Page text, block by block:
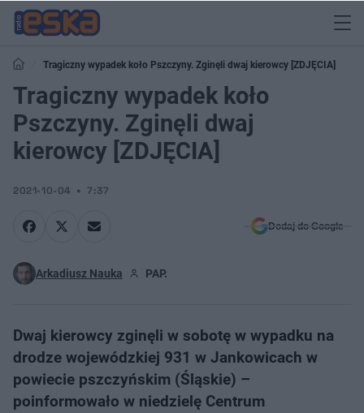
Tragiczny wypadek koło Pszczyny. Zginęli dwaj kierowcy [ZDJĘCIA]
Tragiczny wypadek koło
Pszczyny. Zginęli dwaj
kierowcy [ZDJĘCIA]
2021-10-04 7:37
Dodaj do Google
Arkadiusz Nauka PAP.
Dwaj kierowcy zginęli w sobotę w wypadku na
drodze wojewódzkiej 931 w Jankowicach w
powiecie pszczyńskim (Śląskie) –
poinformowało w niedzielę Centrum